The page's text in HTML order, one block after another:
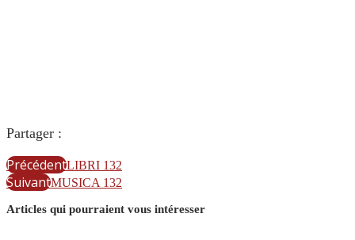
Partager :
PrécédentLIBRI 132
SuivantMUSICA 132
Articles qui pourraient vous intéresser